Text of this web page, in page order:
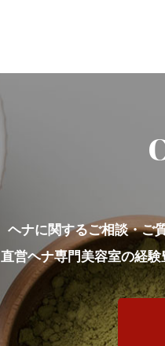
ヘナに関するご相談・ご
直営ヘナ専門美容室の経験